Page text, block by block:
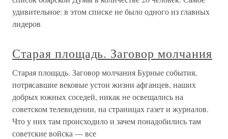
удивительное: в этом списке не было одного из главных
лидеров
Старая площадь. Заговор молчания
Старая площадь. Заговор молчания Бурные события,
потрясавшие вековые устои жизни афганцев, наших
добрых южных соседей, никак не освещались на
советском телевидении, на страницах газет и журналов.
Что у них там происходило и зачем понадобились там
советские войска — все